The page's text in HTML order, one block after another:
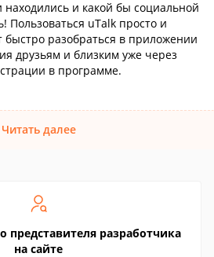
и какой бы социальной
Пользоваться uTalk просто и
разобраться в приложении
друзьям и близким уже через
в программе.
Читать далее
представителя разработчика
на сайте